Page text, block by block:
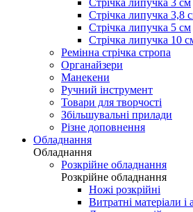
Стрічка липучка 3 см
Стрічка липучка 3,8
Стрічка липучка 5 см
Стрічка липучка 10
Ремінна стрічка стропа
Органайзери
Манекени
Ручний інструмент
Товари для творчості
Збільшувальні прилади
Різне доповнення
Обладнання
Обладнання
Розкрійне обладнання
Розкрійне обладнання
Ножі розкрійні
Витратні матеріали і